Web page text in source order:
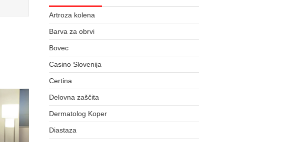
Artroza kolena
Barva za obrvi
Bovec
Casino Slovenija
Certina
Delovna zaščita
Dermatolog Koper
Diastaza